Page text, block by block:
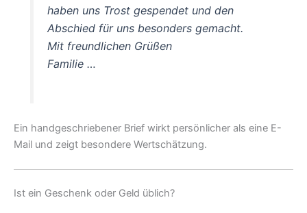
haben uns Trost gespendet und den
Abschied für uns besonders gemacht.
Mit freundlichen Grüßen
Familie …
Ein handgeschriebener Brief wirkt persönlicher als eine E-
Mail und zeigt besondere Wertschätzung.
Ist ein Geschenk oder Geld üblich?